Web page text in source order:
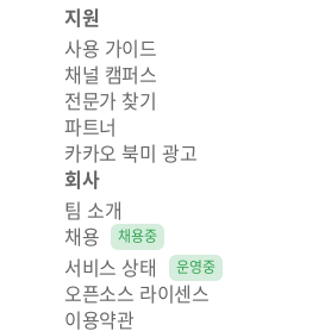
지원
사용 가이드
채널 캠퍼스
전문가 찾기
파트너
카카오 북미 광고
회사
팀 소개
채용
채용중
서비스 상태 운영중
오픈소스 라이센스
이용약관